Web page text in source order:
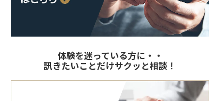
体験を迷っている方に・・
訊きたいことだけサクッと相談！